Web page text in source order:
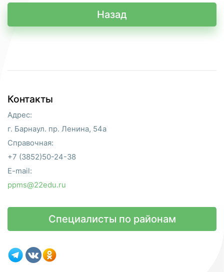
Назад
Контакты
Адрес:
г. Барнаул. пр. Ленина, 54а
Справочная:
+7 (3852)50-24-38
E-mail:
ppms@22edu.ru
Специалисты по районам